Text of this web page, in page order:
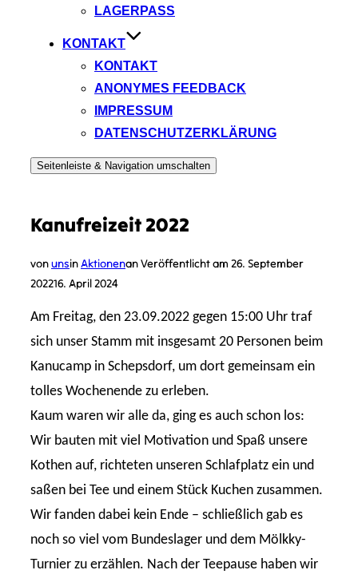
LAGERPASS
KONTAKT
KONTAKT
ANONYMES FEEDBACK
IMPRESSUM
DATENSCHUTZERKLÄRUNG
Seitenleiste & Navigation umschalten
Kanufreizeit 2022
vonunsinAktionenanVeröffentlicht am 26. September
202216. April 2024
Am Freitag, den 23.09.2022 gegen 15:00 Uhr traf
sich unser Stamm mit insgesamt 20 Personen beim
Kanucamp in Schepsdorf, um dort gemeinsam ein
tolles Wochenende zu erleben.
Kaum waren wir alle da, ging es auch schon los:
Wir bauten mit viel Motivation und Spaß unsere
Kothen auf, richteten unseren Schlafplatz ein und
saßen bei Tee und einem Stück Kuchen zusammen.
Wir fanden dabei kein Ende – schließlich gab es
noch so viel vom Bundeslager und dem Mölkky-
Turnier zu erzählen. Nach der Teepause haben wir